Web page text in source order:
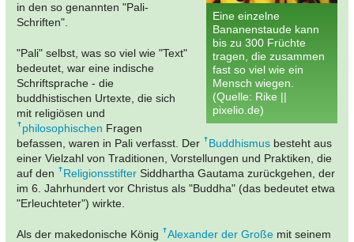
Eine einzelne
Bananenstaude kann
bis zu 300 Früchte
tragen, die zusammen
fast so viel wie ein
Mensch wiegen.
(Quelle: Rike ||
pixelio.de)
in den so genannten "Pali-
Schriften".
"Pali" selbst, was so viel wie "Text"
bedeutet, war eine indische
Schriftsprache - die
buddhistischen Urtexte, die sich
mit religiösen und
philosophischen Fragen
befassen, waren in Pali verfasst. Der
Buddhismus besteht aus
einer Vielzahl von Traditionen, Vorstellungen und Praktiken, die
auf den
Religionsstifter Siddhartha Gautama zurückgehen, der
im 6. Jahrhundert vor Christus als "Buddha" (das bedeutet etwa
"Erleuchteter") wirkte.
Als der makedonische König Alexander der Große mit seinem